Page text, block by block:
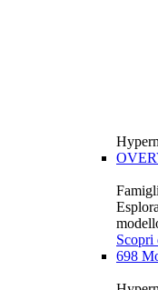
Scopri
698